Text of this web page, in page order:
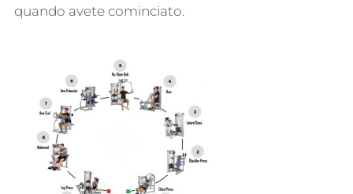
quando avete cominciato.